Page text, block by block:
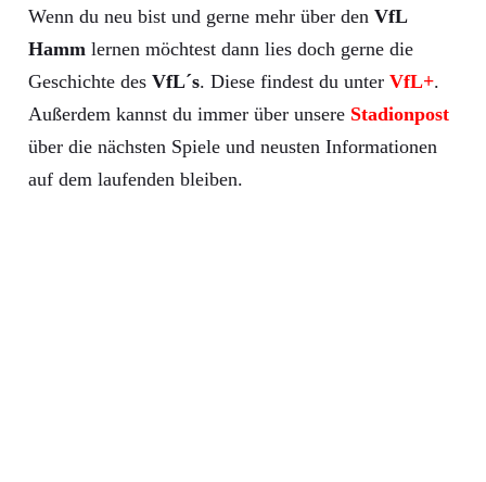
Wenn du neu bist und gerne mehr über den VfL
Hamm lernen möchtest dann lies doch gerne die
Geschichte des VfL´s. Diese findest du unter VfL+.
Außerdem kannst du immer über unsere Stadionpost
über die nächsten Spiele und neusten Informationen
auf dem laufenden bleiben.